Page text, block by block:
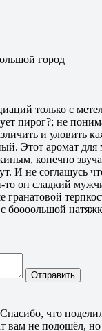
город
только с
пирог?; не
и уловить
Этот аромат
конечно
И не соглашусь
он сладкий
гранатовой
боооольшой
Отправить
что
вам не подошёл, но